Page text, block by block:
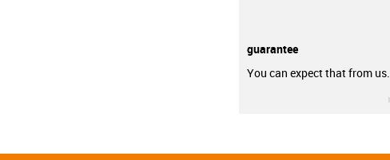
guarantee
You can expect that from us.